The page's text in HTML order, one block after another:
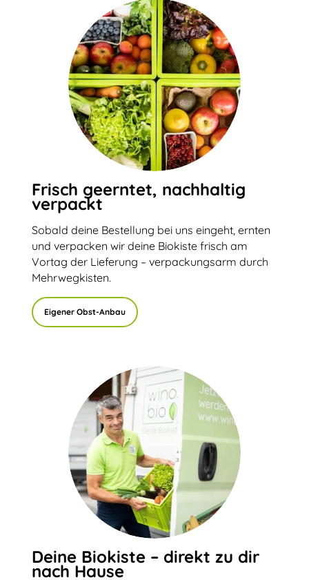
Frisch geerntet, nachhaltig
verpackt
Sobald deine Bestellung bei uns eingeht, ernten
und verpacken wir deine Biokiste frisch am
Vortag der Lieferung – verpackungsarm durch
Mehrwegkisten.
Eigener Obst-Anbau
Deine Biokiste – direkt zu dir
nach Hause